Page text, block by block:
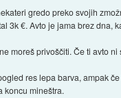
gredo preko svojih
3k €. Avto je jama brez dna,
moreš privoščiti. Če ti avto
res lepa barva, ampak
koncu mineštra.